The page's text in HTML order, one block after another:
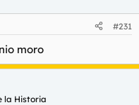
#231
moro
la Historia